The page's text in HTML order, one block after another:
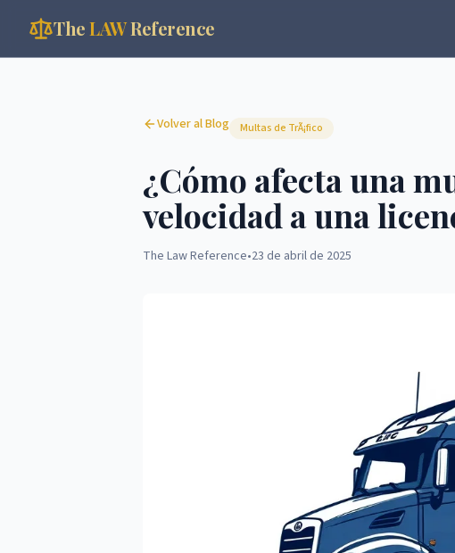
TheLAWReference
Volver al Blog Multas de TrÃ¡fico
¿Cómo afecta una
velocidad a una
The Law Reference•23 de abril de 2025